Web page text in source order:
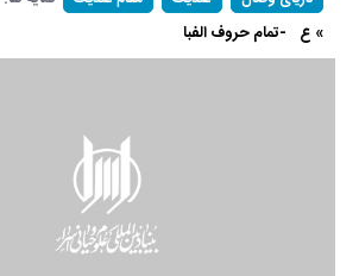
» ع -تمام حروف الفبا